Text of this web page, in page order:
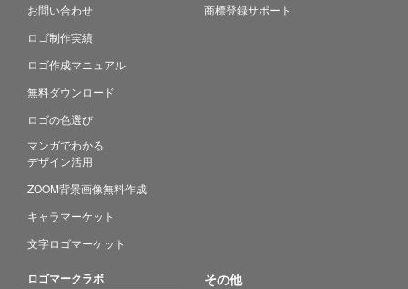
お問い合わせ
ロゴ制作実績
ロゴ作成マニュアル
無料ダウンロード
ロゴの色選び
マンガでわかる
デザイン活用
ZOOM背景画像無料作成
キャラマーケット
文字ロゴマーケット
商標登録サポート
ロゴマークラボ その他